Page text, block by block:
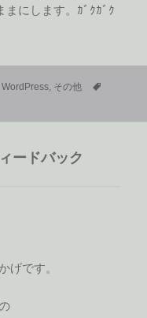
まにします。ｶﾞｸｶﾞｸ
カ
WordPress その他
ードバック
げです。